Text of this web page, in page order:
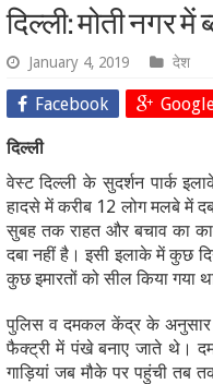
दिल्ली: मोती नगर में
January 4, 2019 देश
Facebook
दिल्ली
वेस्ट दिल्ली के सुदर्शन पार्क
हादसे में करीब 12 लोग मलबे में
सुबह तक राहत और बचाव का
दबा नहीं है। इसी इलाके में कुछ
कुछ इमारतों को सील किया गया
पुलिस व दमकल केंद्र के अनुसार
फैक्ट्री में पंखे बनाए जाते थे।
गाड़ियां जब मौके पर पहुंची तब